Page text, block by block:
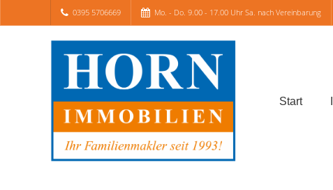
0395 5706669 Mo. - Do. 9.00 - 17.00 Uhr Sa. nach Vereinbarung
Start